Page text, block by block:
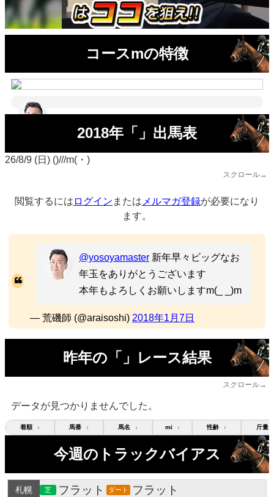
コースmの特徴
2018年「」出馬表
26/8/9 (日) ()///m(・)
スクロール→
閲覧するには ログイン または メルマガ登録が必要になり
ます。
@yosoyamaster 新年早々ビッグなお
年玉をありがとうございます
本年もよろしくお願いしますm(_ _)m
— 荒磯師 (@araisoshi) 2018年1月7日
昨年の「」レース結果
スクロール→
データが見つかりませんでした。
着順 ↕ 馬番 ↕ 馬名 ↕ mi ↕ 性齢 ↕ 斤量
今週のトラックバイアス
札幌 芝 フラット ダート フラット